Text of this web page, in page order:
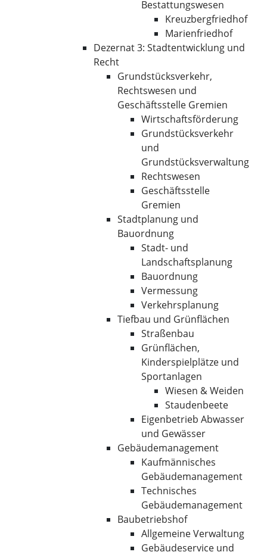
Bestattungswesen
Kreuzbergfriedhof
Marienfriedhof
Dezernat 3: Stadtentwicklung und
Recht
Grundstücksverkehr,
Rechtswesen und
Geschäftsstelle Gremien
Wirtschaftsförderung
Grundstücksverkehr
und
Grundstücksverwaltung
Rechtswesen
Geschäftsstelle
Gremien
Stadtplanung und
Bauordnung
Stadt- und
Landschaftsplanung
Bauordnung
Vermessung
Verkehrsplanung
Tiefbau und Grünflächen
Straßenbau
Grünflächen,
Kinderspielplätze und
Sportanlagen
Wiesen & Weiden
Staudenbeete
Eigenbetrieb Abwasser
und Gewässer
Gebäudemanagement
Kaufmännisches
Gebäudemanagement
Technisches
Gebäudemanagement
Baubetriebshof
Allgemeine Verwaltung
Gebäudeservice und